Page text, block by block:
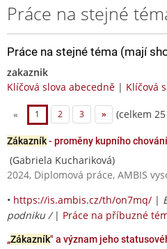
Práce na stejné
Práce na stejné téma (mají
zakaznik
Klíčová slova abecedně | Klíčová
« 1 2 3 » (celkem
Zákazník- proměny kupního
(Gabriela Kuchariková)
2024, Diplomová práce, AMBIS
• https://is.ambis.cz/th/on7mq/ |
podniku / | Práce na příbuzné
„Zákazník" a význam jeho